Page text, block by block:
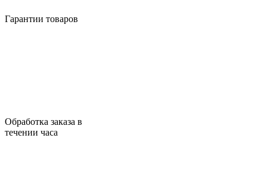
Гарантии товаров
Обработка заказа в
течении часа